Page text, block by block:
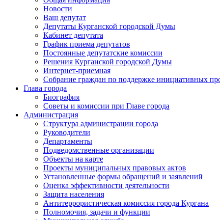
Новости
Ваш депутат
Депутаты Курганской городской Думы
Кабинет депутата
График приема депутатов
Постоянные депутатские комиссии
Решения Курганской городской Думы
Интернет-приемная
Собрание граждан по поддержке инициативных
Глава города
Биография
Советы и комиссии при Главе города
Администрация
Структура администрации города
Руководители
Департаменты
Подведомственные организации
Объекты на карте
Проекты муниципальных правовых актов
Установленные формы обращений и заявлений
Оценка эффективности деятельности
Защита населения
Антитеррористическая комиссия города Кургана
Полномочия, задачи и функции